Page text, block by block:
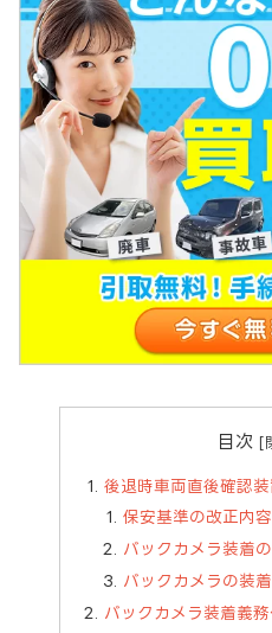
目次
後退時車両直後確認
保安基準の改正内容
バックカメラ装着
バックカメラの装
バックカメラ装着義